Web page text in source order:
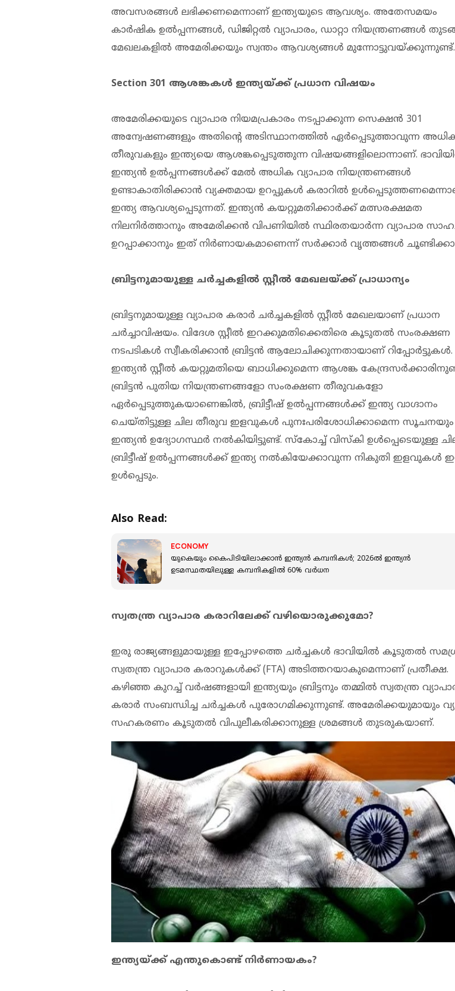
അവസരങ്ങൾ ലഭിക്കണമെന്നാണ് ഇന്ത്യയുടെ ആവശ്യം. അതേസമയം
കാർഷിക ഉൽപ്പന്നങ്ങൾ, ഡിജിറ്റൽ വ്യാപാരം, ഡാറ്റാ നിയന്ത്രണങ്ങൾ
മേഖലകളിൽ അമേരിക്കയും സ്വന്തം ആവശ്യങ്ങൾ മുന്നോട്ടുവയ്ക്കുന്നുണ്ട്.
Section 301 ആശങ്കകൾ ഇന്ത്യയ്ക്ക് പ്രധാന വിഷയം
അമേരിക്കയുടെ വ്യാപാര നിയമപ്രകാരം നടപ്പാക്കുന്ന സെക്ഷൻ 301
അന്വേഷണങ്ങളും അതിന്റെ അടിസ്ഥാനത്തിൽ ഏർപ്പെടുത്താവുന്ന
തീരുവകളും ഇന്ത്യയെ ആശങ്കപ്പെടുത്തുന്ന വിഷയങ്ങളിലൊന്നാണ്.
ഇന്ത്യൻ ഉൽപ്പന്നങ്ങൾക്ക് മേൽ അധിക വ്യാപാര നിയന്ത്രണങ്ങൾ
ഉണ്ടാകാതിരിക്കാൻ വ്യക്തമായ ഉറപ്പുകൾ കരാറിൽ
ഇന്ത്യ ആവശ്യപ്പെടുന്നത്. ഇന്ത്യൻ കയറ്റുമതിക്കാർക്ക് മത്സരക്ഷമത
നിലനിർത്താനും അമേരിക്കൻ വിപണിയിൽ സ്ഥിരതയാർന്ന വ്യാപാര
ഉറപ്പാക്കാനും ഇത് നിർണായകമാണെന്ന് സർക്കാർ വൃത്തങ്ങൾ
ബ്രിട്ടനുമായുള്ള ചർച്ചകളിൽ സ്റ്റീൽ മേഖലയ്ക്ക് പ്രാധാന്യം
ബ്രിട്ടനുമായുള്ള വ്യാപാര കരാർ ചർച്ചകളിൽ സ്റ്റീൽ മേഖലയാണ് പ്രധാന
ചർച്ചാവിഷയം. വിദേശ സ്റ്റീൽ ഇറക്കുമതിക്കെതിരെ കൂടുതൽ സംരക്ഷണ
നടപടികൾ സ്വീകരിക്കാൻ ബ്രിട്ടൻ ആലോചിക്കുന്നതായാണ്
ഇന്ത്യൻ സ്റ്റീൽ കയറ്റുമതിയെ ബാധിക്കുമെന്ന ആശങ്ക
ബ്രിട്ടൻ പുതിയ നിയന്ത്രണങ്ങളോ സംരക്ഷണ തീരുവകളോ
ഏർപ്പെടുത്തുകയാണെങ്കിൽ, ബ്രിട്ടീഷ് ഉൽപ്പന്നങ്ങൾക്ക് ഇന്ത്യ വാഗ്ദാനം
ചെയ്തിട്ടുള്ള ചില തീരുവ ഇളവുകൾ പുനഃപരിശോധിക്കാമെന്ന സൂചനയും
ഇന്ത്യൻ ഉദ്യോഗസ്ഥർ നൽകിയിട്ടുണ്ട്. സ്കോച്ച് വിസ്കി ഉൾപ്പെടെയുള്ള
ബ്രിട്ടീഷ് ഉൽപ്പന്നങ്ങൾക്ക് ഇന്ത്യ നൽകിയേക്കാവുന്ന നികുതി ഇളവുകൾ
ഉൾപ്പെടും.
Also Read:
ECONOMY
യുകെയും കൈപിടിയിലാക്കാന്‍ ഇന്ത്യന്‍ കമ്പനികള്‍; 2026ല്‍ ഇന്ത്യന്‍
ഉടമസ്ഥതയിലുള്ള കമ്പനികളില്‍ 60% വര്‍ധന
സ്വതന്ത്ര വ്യാപാര കരാറിലേക്ക് വഴിയൊരുക്കുമോ?
ഇരു രാജ്യങ്ങളുമായുള്ള ഇപ്പോഴത്തെ ചർച്ചകൾ ഭാവിയിൽ കൂടുതൽ
സ്വതന്ത്ര വ്യാപാര കരാറുകൾക്ക് (FTA) അടിത്തറയാകുമെന്നാണ് പ്രതീക്ഷ.
കഴിഞ്ഞ കുറച്ച് വർഷങ്ങളായി ഇന്ത്യയും ബ്രിട്ടനും തമ്മിൽ സ്വതന്ത്ര
കരാർ സംബന്ധിച്ച ചർച്ചകൾ പുരോഗമിക്കുന്നുണ്ട്. അമേരിക്കയുമായും
സഹകരണം കൂടുതൽ വിപുലീകരിക്കാനുള്ള ശ്രമങ്ങൾ തുടരുകയാണ്.
ഇന്ത്യയ്ക്ക് എന്തുകൊണ്ട് നിർണായകം?